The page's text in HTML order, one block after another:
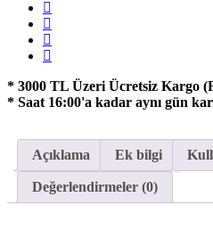
* 3000 TL Üzeri Ücretsiz Kargo
* Saat 16:00'a kadar aynı gün
Açıklama Ek bilgi
Değerlendirmeler (0)